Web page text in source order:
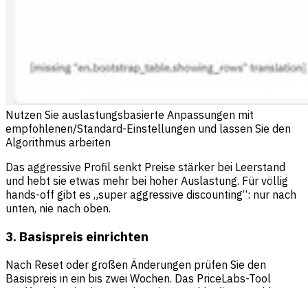
Nutzen Sie auslastungsbasierte Anpassungen mit
empfohlenen/Standard-Einstellungen und lassen Sie den
Algorithmus arbeiten
Das aggressive Profil senkt Preise stärker bei Leerstand
und hebt sie etwas mehr bei hoher Auslastung. Für völlig
hands-off gibt es „super aggressive discounting“: nur nach
unten, nie nach oben.
3. Basispreis einrichten
Nach Reset oder großen Änderungen prüfen Sie den
Basispreis in ein bis zwei Wochen. Das PriceLabs-Tool